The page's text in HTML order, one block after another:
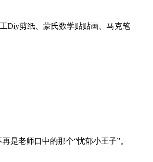
Diy剪纸、蒙氏数学贴贴画、马克笔
是老师口中的那个“忧郁小王子”。